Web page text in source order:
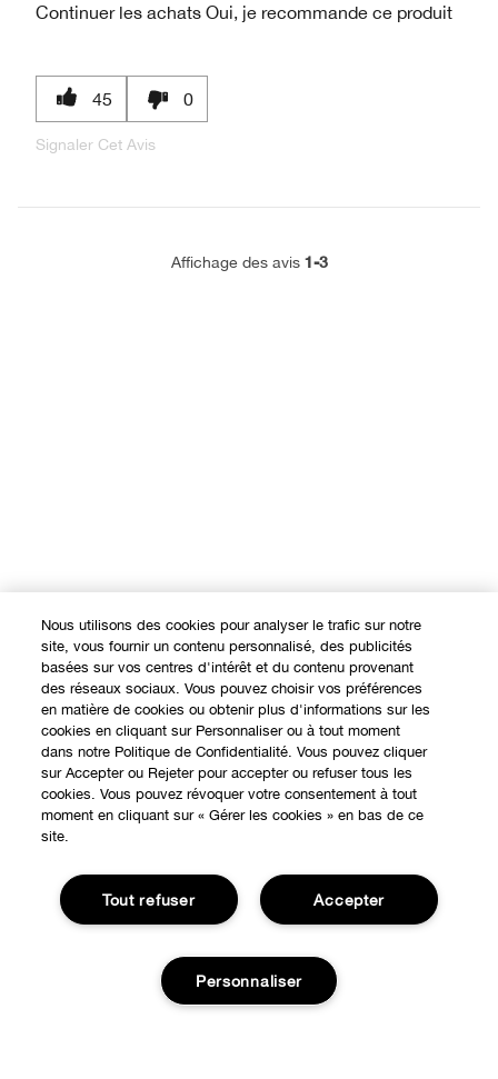
Continuer les achats Oui, je recommande ce produit
45 0
Signaler Cet Avis
Affichage des avis 1-3
Nous utilisons des cookies pour analyser le trafic sur notre
site, vous fournir un contenu personnalisé, des publicités
basées sur vos centres d'intérêt et du contenu provenant
des réseaux sociaux. Vous pouvez choisir vos préférences
en matière de cookies ou obtenir plus d'informations sur les
cookies en cliquant sur Personnaliser ou à tout moment
dans notre Politique de Confidentialité. Vous pouvez cliquer
sur Accepter ou Rejeter pour accepter ou refuser tous les
cookies. Vous pouvez révoquer votre consentement à tout
moment en cliquant sur « Gérer les cookies » en bas de ce
site.
Accepter
Tout refuser
Personnaliser